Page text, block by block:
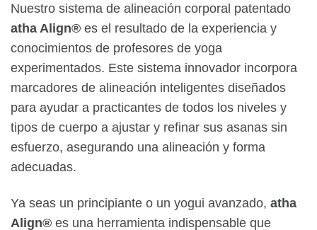
Nuestro sistema de alineación corporal patentado
atha Align® es el resultado de la experiencia y
conocimientos de profesores de yoga
experimentados. Este sistema innovador incorpora
marcadores de alineación inteligentes diseñados
para ayudar a practicantes de todos los niveles y
tipos de cuerpo a ajustar y refinar sus asanas sin
esfuerzo, asegurando una alineación y forma
adecuadas.
Ya seas un principiante o un yogui avanzado, atha
Align® es una herramienta indispensable que